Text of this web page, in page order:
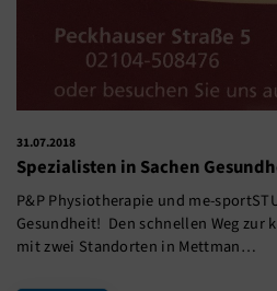
31.07.2018
Spezialisten in Sachen
P&P Physiotherapie und me-
Gesundheit! Den schnellen Weg zur
mit zwei Standorten in Mettman…